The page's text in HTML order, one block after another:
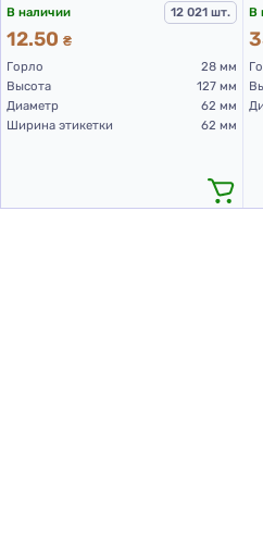
В наличии
12 021 шт.
12.50 ₴
Горло
28 мм
Высота
127 мм
Диаметр
62 мм
Ширина этикетки
62 мм
В